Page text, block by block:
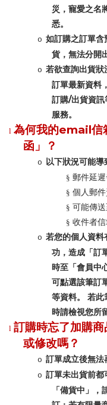
災，寵愛之名
悉。
o 如訂購之訂單含
貨，無法分開
o 若欲查詢出貨狀
訂單最新資料
訂購/出貨資
服務。
l 為何我的email信
函」？
o 以下狀況可能導
§ 郵件延
§ 個人郵
§ 可能傳
§ 收件者
o 若您的個人資料
功，造成「訂
時至「會員中
可點選該筆訂
等資料。 若此
時請檢視您所
l 訂購時忘了加購商
或修改嗎？
o 訂單成立後無法
o 訂單未出貨前都
「備貨中」